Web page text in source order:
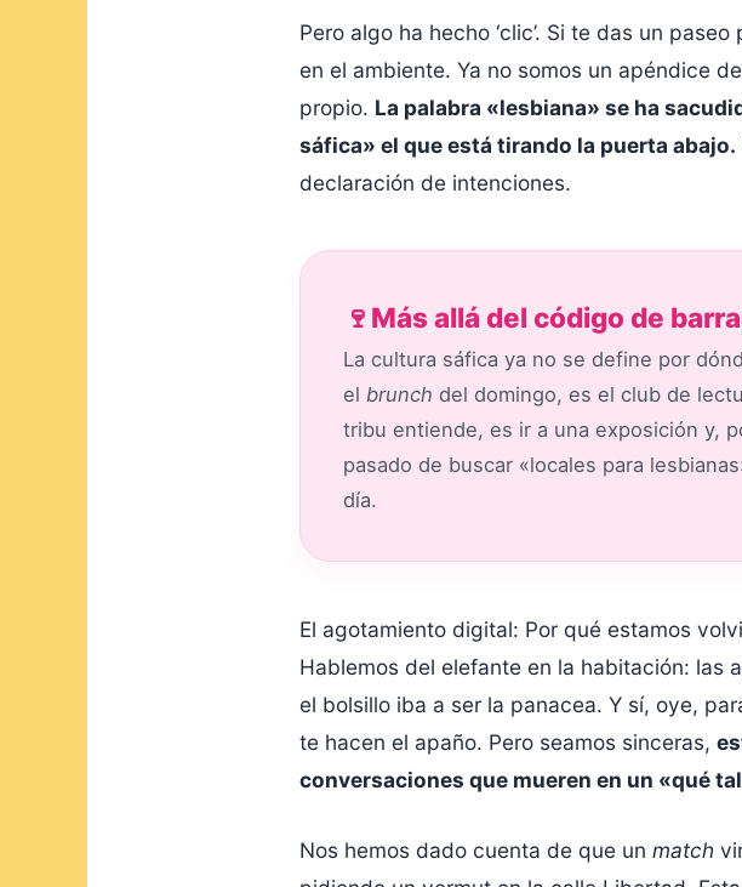
Pero algo ha hecho ‘clic’. Si te das un
en el ambiente. Ya no somos un apéndice
propio. La palabra «lesbiana» se ha
sáfica» el que está tirando la puerta abajo.
declaración de intenciones.
🍷 Más allá del código de
La cultura sáfica ya no se define por
el brunch del domingo, es el club de
tribu entiende, es ir a una exposición y,
pasado de buscar «locales para
día.
El agotamiento digital: Por qué estamos
Hablemos del elefante en la habitación: las
el bolsillo iba a ser la panacea. Y sí, oye,
te hacen el apaño. Pero seamos sinceras,
conversaciones que mueren en un «qué
Nos hemos dado cuenta de que un match